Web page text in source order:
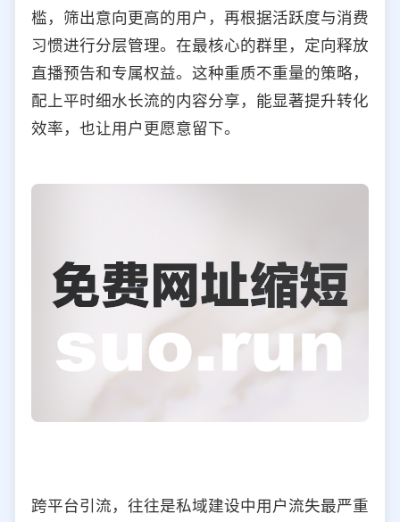
槛，筛出意向更高的用户，再根据活跃度与消费
习惯进行分层管理。在最核心的群里，定向释放
直播预告和专属权益。这种重质不重量的策略，
配上平时细水长流的内容分享，能显著提升转化
效率，也让用户更愿意留下。
跨平台引流，往往是私域建设中用户流失最严重